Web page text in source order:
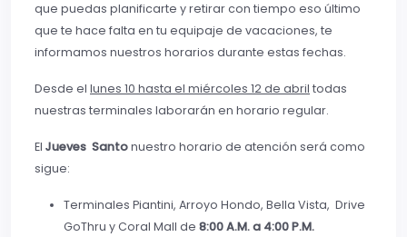
que puedas planificarte y retirar con tiempo eso último
que te hace falta en tu equipaje de vacaciones, te
informamos nuestros horarios durante estas fechas.
Desde el lunes 10 hasta el miércoles 12 de abril todas
nuestras terminales laborarán en horario regular.
El Jueves Santonuestro horario de atención será como
sigue:
Terminales Piantini, Arroyo Hondo, Bella Vista, Drive
GoThru y Coral Mall de 8:00 A.M. a 4:00 P.M.